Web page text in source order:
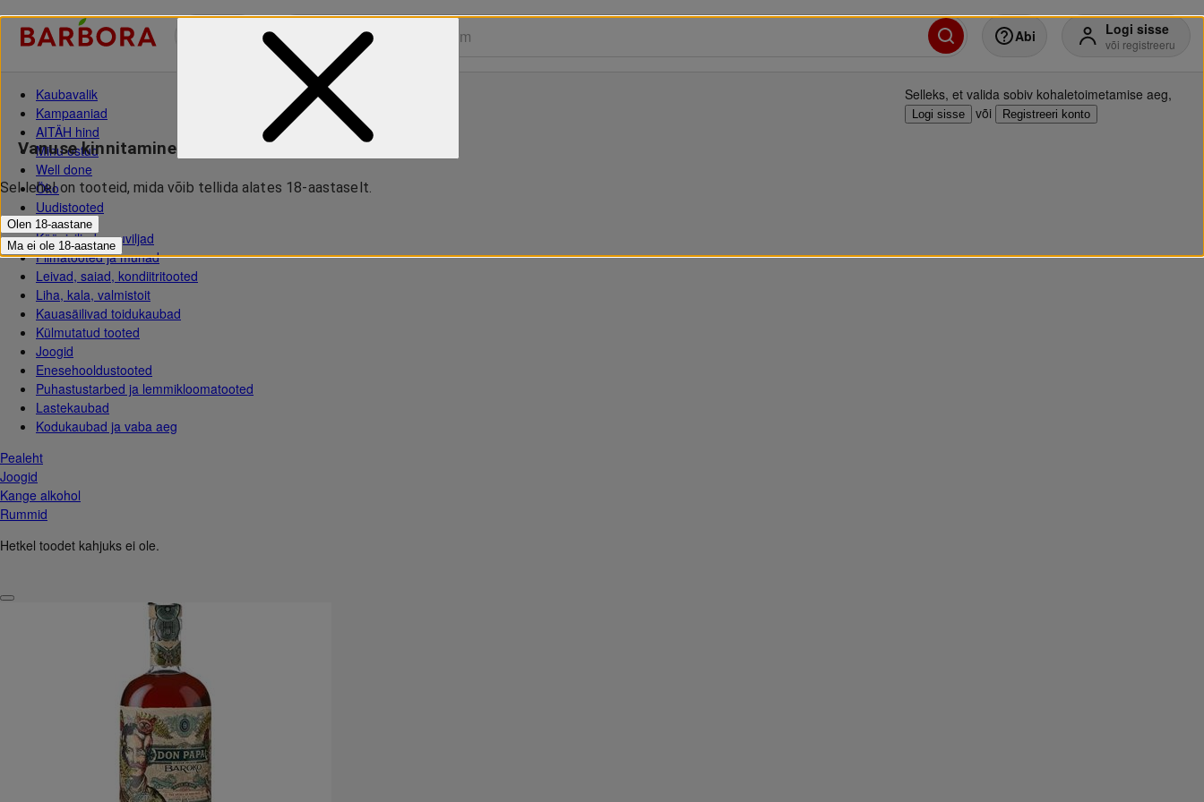
Abi Logi sisse
või registreeru
Kaubavalik
Kampaaniad
AITÄH hind
Minu ostud
Well done
Öko
Uudistooted
Köögiviljad, puuviljad
Piimatooted ja munad
Leivad, saiad, kondiitritooted
Liha, kala, valmistoit
Kauasäilivad toidukaubad
Külmutatud tooted
Joogid
Enesehooldustooted
Puhastustarbed ja lemmikloomatooted
Lastekaubad
Kodukaubad ja vaba aeg
Pealeht
Joogid
Kange alkohol
Rummid
Selleks, et valida sobiv kohaletoimetamise aeg,
Logi sisse või Registreeri konto
Hetkel toodet kahjuks ei ole.
Vanuse kinnitamine
Sel lehel on tooteid, mida võib tellida alates 18-aastaselt.
Olen 18-aastane
Ma ei ole 18-aastane